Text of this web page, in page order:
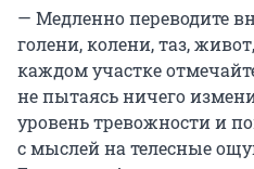
— Медленно переводите
голени, колени, таз,
каждом участке
не пытаясь ничего
уровень тревожности и
с мыслей на телесные